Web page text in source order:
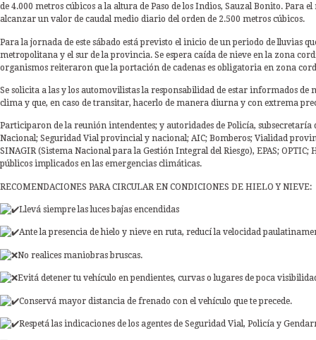
de 4.000 metros cúbicos a la altura de Paso de los Indios, Sauzal Bonito. Para
alcanzar un valor de caudal medio diario del orden de 2.500 metros cúbicos.
Para la jornada de este sábado está previsto el inicio de un periodo de lluvias
metropolitana y el sur de la provincia. Se espera caída de nieve en la zona
organismos reiteraron que la portación de cadenas es obligatoria en zona
Se solicita a las y los automovilistas la responsabilidad de estar informados de
clima y que, en caso de transitar, hacerlo de manera diurna y con extrema
Participaron de la reunión intendentes; y autoridades de Policía,
Nacional; Seguridad Vial provincial y nacional; AIC; Bomberos; Vialidad
SINAGIR (Sistema Nacional para la Gestión Integral del Riesgo), EPAS;
públicos implicados en las emergencias climáticas.
RECOMENDACIONES PARA CIRCULAR EN CONDICIONES DE HIELO Y NIEVE:
Llevá siempre las luces bajas encendidas
Ante la presencia de hielo y nieve en ruta, reducí la velocidad
No realices maniobras bruscas.
Evitá detener tu vehículo en pendientes, curvas o lugares de poca
Conservá mayor distancia de frenado con el vehículo que te precede.
Respetá las indicaciones de los agentes de Seguridad Vial, Policía y